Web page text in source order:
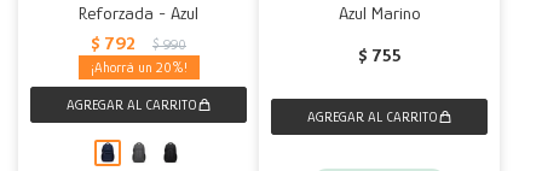
Reforzada - Azul
$ 792 $ 990
20
Azul Marino
$ 755